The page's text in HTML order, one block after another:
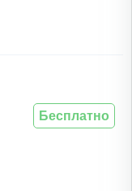
Бесплатно